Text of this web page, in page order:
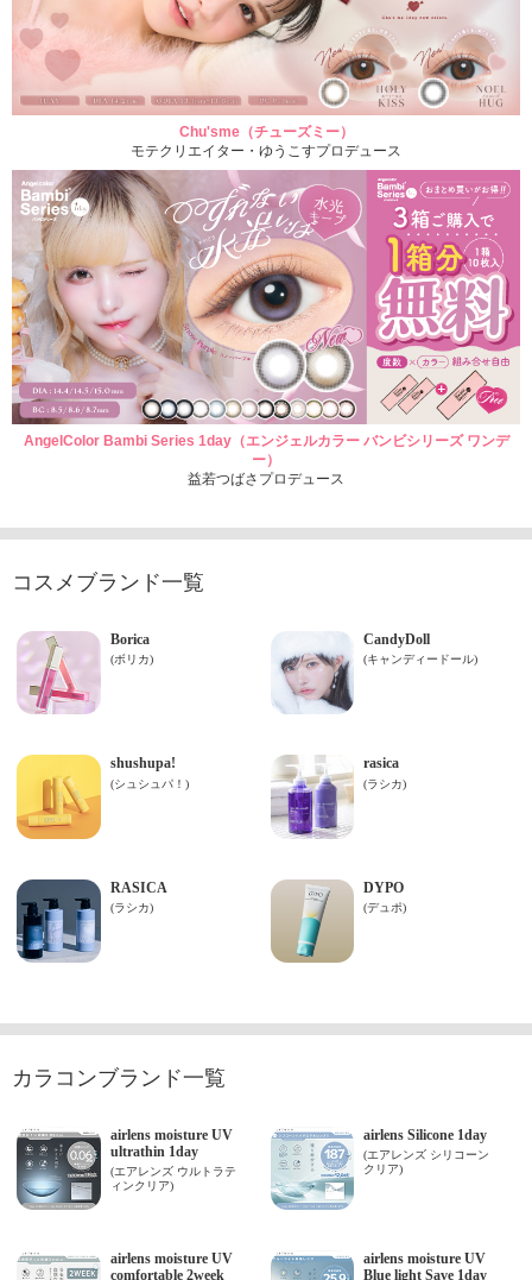
Chu'sme（チューズミー）
モテクリエイター・ゆうこすプロデュース
AngelColor Bambi Series 1day（エンジェルカラー バンビシリーズ ワンデ
ー）
益若つばさプロデュース
コスメブランド一覧
カラコンブランド一覧